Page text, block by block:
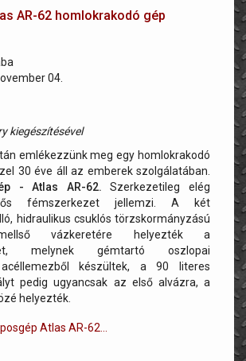
AR-62 homlokrakodó gép
04.
kiegészítésével
emlékezzünk meg egy homlokrakodó
30 éve áll az emberek szolgálatában.
- Atlas AR-62. Szerkezetileg elég
fémszerkezet jellemzi. A két
hidraulikus csuklós törzskormányzású
vázkeretére helyezték a
melynek gémtartó oszlopai
acéllemezből készültek, a 90 literes
pedig ugyancsak az első alvázra, a
helyezték.
Atlas AR-62...